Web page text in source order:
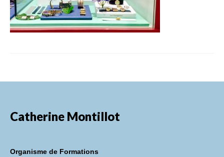
REALISATIONS
CONTACT
Catherine Montillot
Organisme de Formations